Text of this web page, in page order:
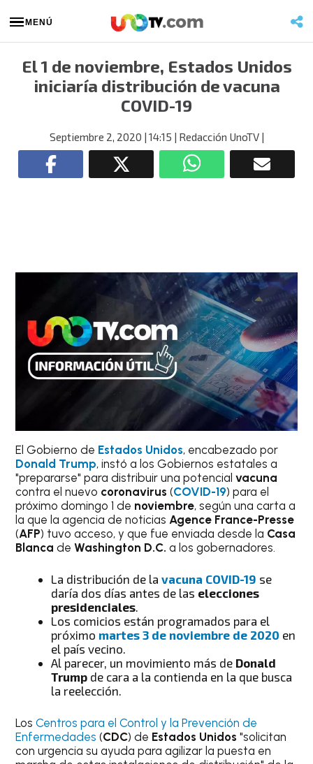
MENÚ
El 1 de noviembre, Estados Unidos
iniciaría distribución de vacuna
COVID-19
Septiembre 2, 2020 | 14:15 | Redacción UnoTV|
El Gobierno de Estados Unidos, encabezado por
Donald Trump, instó a los Gobiernos estatales a
"prepararse" para distribuir una potencialvacuna
contra el nuevo coronavirus (COVID-19) para el
próximo domingo 1 de noviembre, según una carta a
la que la agencia de noticias Agence France-Presse
(AFP) tuvo acceso, y que fue enviada desde la Casa
Blanca deWashington D.C. a los gobernadores.
La distribución de lavacuna COVID-19 se
daría dos días antes de las elecciones
presidenciales.
Los comicios están programados para el
próximo martes 3 de noviembre de 2020 en
el país vecino.
Al parecer, un movimiento más de Donald
Trump de cara a la contienda en la que busca
la reelección.
LosCentros para el Control y la Prevención de
Enfermedades (CDC) de Estados Unidos "solicitan
con urgencia su ayuda para agilizar la puesta en